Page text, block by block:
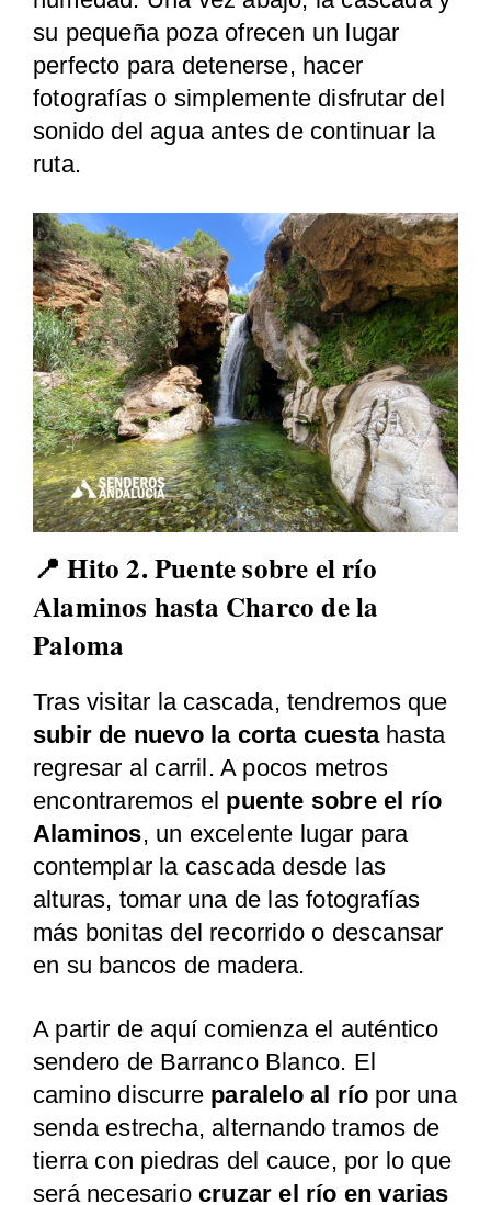
su pequeña poza ofrecen un lugar
perfecto para detenerse, hacer
fotografías o simplemente disfrutar del
sonido del agua antes de continuar la
ruta.
📍 Hito 2. Puente sobre el río
Alaminos hasta Charco de la
Paloma
Tras visitar la cascada, tendremos que
subir de nuevo la corta cuestahasta
regresar al carril. A pocos metros
encontraremos el puente sobre el río
Alaminos, un excelente lugar para
contemplar la cascada desde las
alturas, tomar una de las fotografías
más bonitas del recorrido o descansar
en su bancos de madera.
A partir de aquí comienza el auténtico
sendero de Barranco Blanco. El
camino discurre paralelo al río por una
senda estrecha, alternando tramos de
tierra con piedras del cauce, por lo que
será necesario cruzar el río en varias